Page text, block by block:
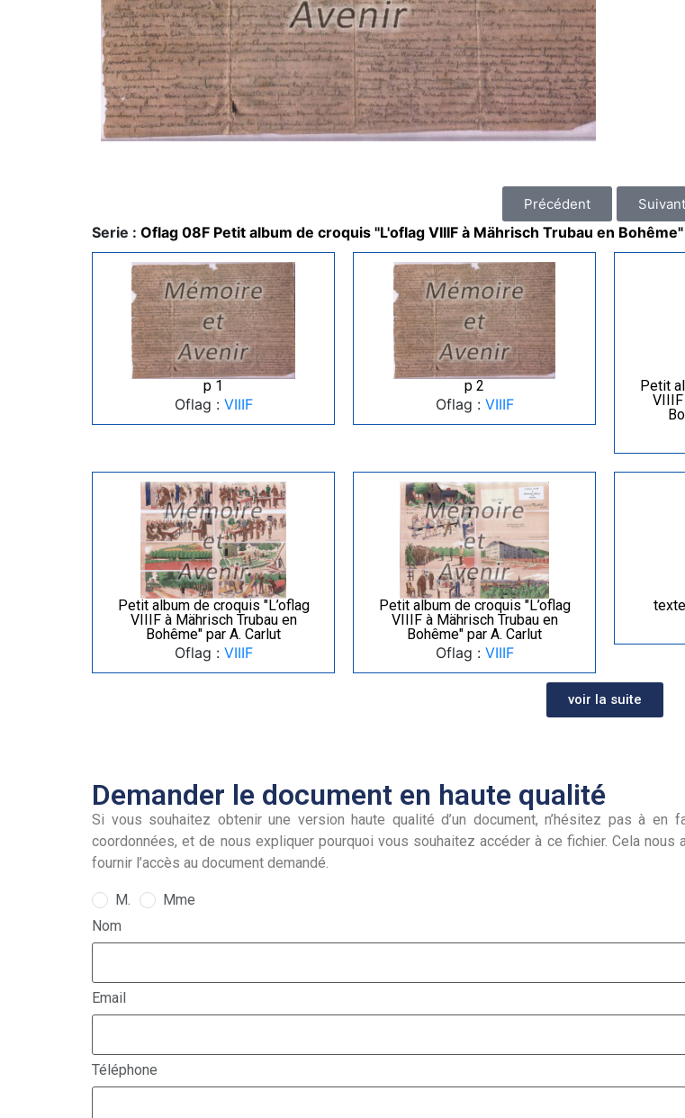
Précédent Suivant
Serie : Oflag 08F Petit album de croquis "L'oflag VIIIF à Mährisch Trubau en
p 1
Oflag : VIIIF
p 2
Oflag : VIIIF
Petit
VIIIF
Petit album de croquis "L’oflag
VIIIF à Mährisch Trubau en
Bohême" par A. Carlut
Oflag : VIIIF
Petit album de croquis "L’oflag
VIIIF à Mährisch Trubau en
Bohême" par A. Carlut
Oflag : VIIIF
voir la suite
Demander le document en haute qualité
Si vous souhaitez obtenir une version haute qualité d’un document, n’hésitez pas à
coordonnées, et de nous expliquer pourquoi vous souhaitez accéder à ce fichier. Cela
fournir l’accès au document demandé.
M.
Mme
Nom
Email
Téléphone